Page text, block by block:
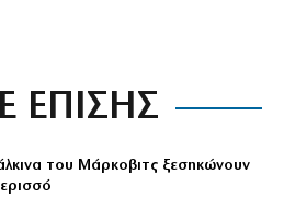
ΕΠΙΣΗΣ
του Μάρκοβιτς ξεσηκώνουν